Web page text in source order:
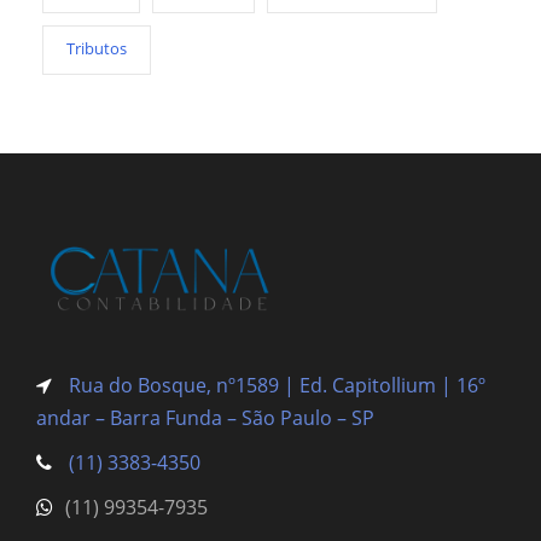
Tributos
Rua do Bosque, nº1589 | Ed. Capitollium | 16º
andar – Barra Funda – São Paulo – SP
(11) 3383-4350
(11) 99354-7935